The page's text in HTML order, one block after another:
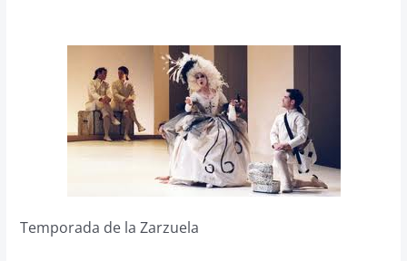
Temporada de la Zarzuela